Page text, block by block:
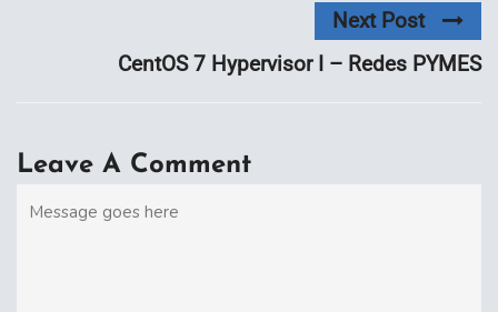
Next Post
CentOS 7 Hypervisor I – Redes PYMES
Leave A Comment